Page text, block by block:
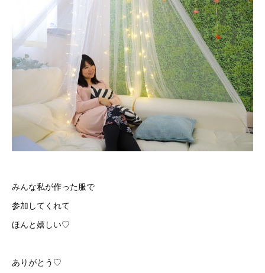
みんな私が作った服で
参加してくれて
ほんと嬉しい♡
ありがとう♡